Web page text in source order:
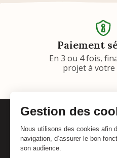
Paiement
En 3 ou 4 fois,
projet à